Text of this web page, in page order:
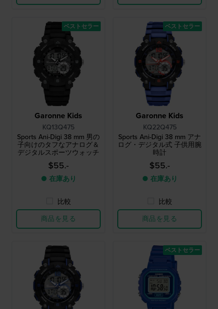
Garonne Kids
KQ13Q475
Sports Ani-Digi 38 mm 男の
子向けのタフなアナログ＆
デジタルスポーツウォッチ
$55.-
● 在庫あり
比較
商品を見る
ベストセラー
Garonne Kids
KQ22Q475
Sports Ani-Digi 38 mm アナ
ログ・デジタル式 子供用腕
時計
$55.-
● 在庫あり
比較
商品を見る
ベストセラー
ベストセラー